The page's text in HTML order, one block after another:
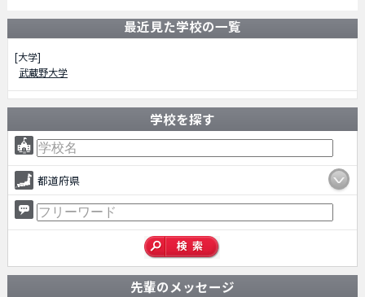
最近見た学校の一覧
[大学]
武蔵野大学
学校を探す
都道府県
先輩のメッセージ